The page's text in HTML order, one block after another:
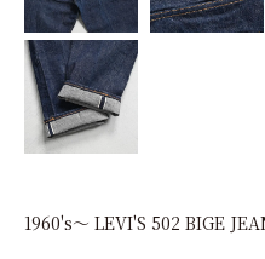
1960's～ LEVI'S 502 BIGE